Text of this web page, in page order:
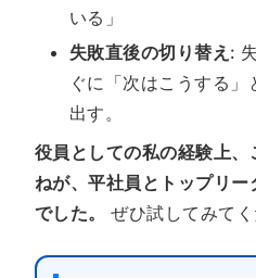
いる」
失敗直後の切り替え :
ぐに「次はこうする」
出す。
役員としての私の経験上
ねが、平社員とトップリ
でした。
ぜひ試してみてく